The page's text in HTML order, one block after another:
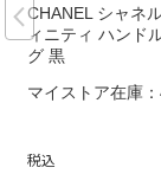
CHANEL シャネ
ィニティ ハンド
グ 黒
マイストア在庫：
税込